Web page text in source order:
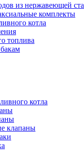
из нержавеющей
комплекты
котла
топлива
котла
клапаны